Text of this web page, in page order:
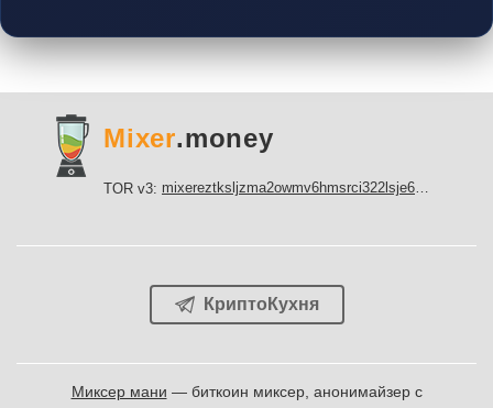
Mixer.money
TOR v3: mixereztksljzma2owmv6hmsrci322lsje6m3svicoddk3xbgvhd2fid.onion
КриптоКухня
Миксер мани — биткоин миксер, анонимайзер с